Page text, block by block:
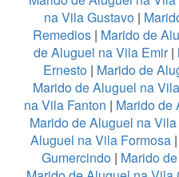
na Vila Gustavo|
Remedios| Marido de
de Aluguel na Vila Emir|
Ernesto | Marido de
Marido de Aluguel na
na Vila Fanton | Marido de
Marido de Aluguel na
Aluguel na Vila Formosa |
Gumercindo | Marido